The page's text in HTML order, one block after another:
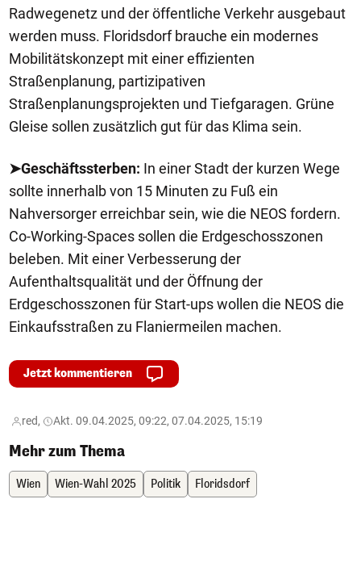
Radwegenetz und der öffentliche Verkehr ausgebaut
werden muss. Floridsdorf brauche ein modernes
Mobilitätskonzept mit einer effizienten
Straßenplanung, partizipativen
Straßenplanungsprojekten und Tiefgaragen. Grüne
Gleise sollen zusätzlich gut für das Klima sein.
➤Geschäftssterben: In einer Stadt der kurzen Wege
sollte innerhalb von 15 Minuten zu Fuß ein
Nahversorger erreichbar sein, wie die NEOS fordern.
Co-Working-Spaces sollen die Erdgeschosszonen
beleben. Mit einer Verbesserung der
Aufenthaltsqualität und der Öffnung der
Erdgeschosszonen für Start-ups wollen die NEOS die
Einkaufsstraßen zu Flaniermeilen machen.
Jetzt kommentieren
red, Akt. 09.04.2025, 09:22, 07.04.2025, 15:19
Mehr zum Thema
Wien Wien-Wahl 2025 Politik Floridsdorf